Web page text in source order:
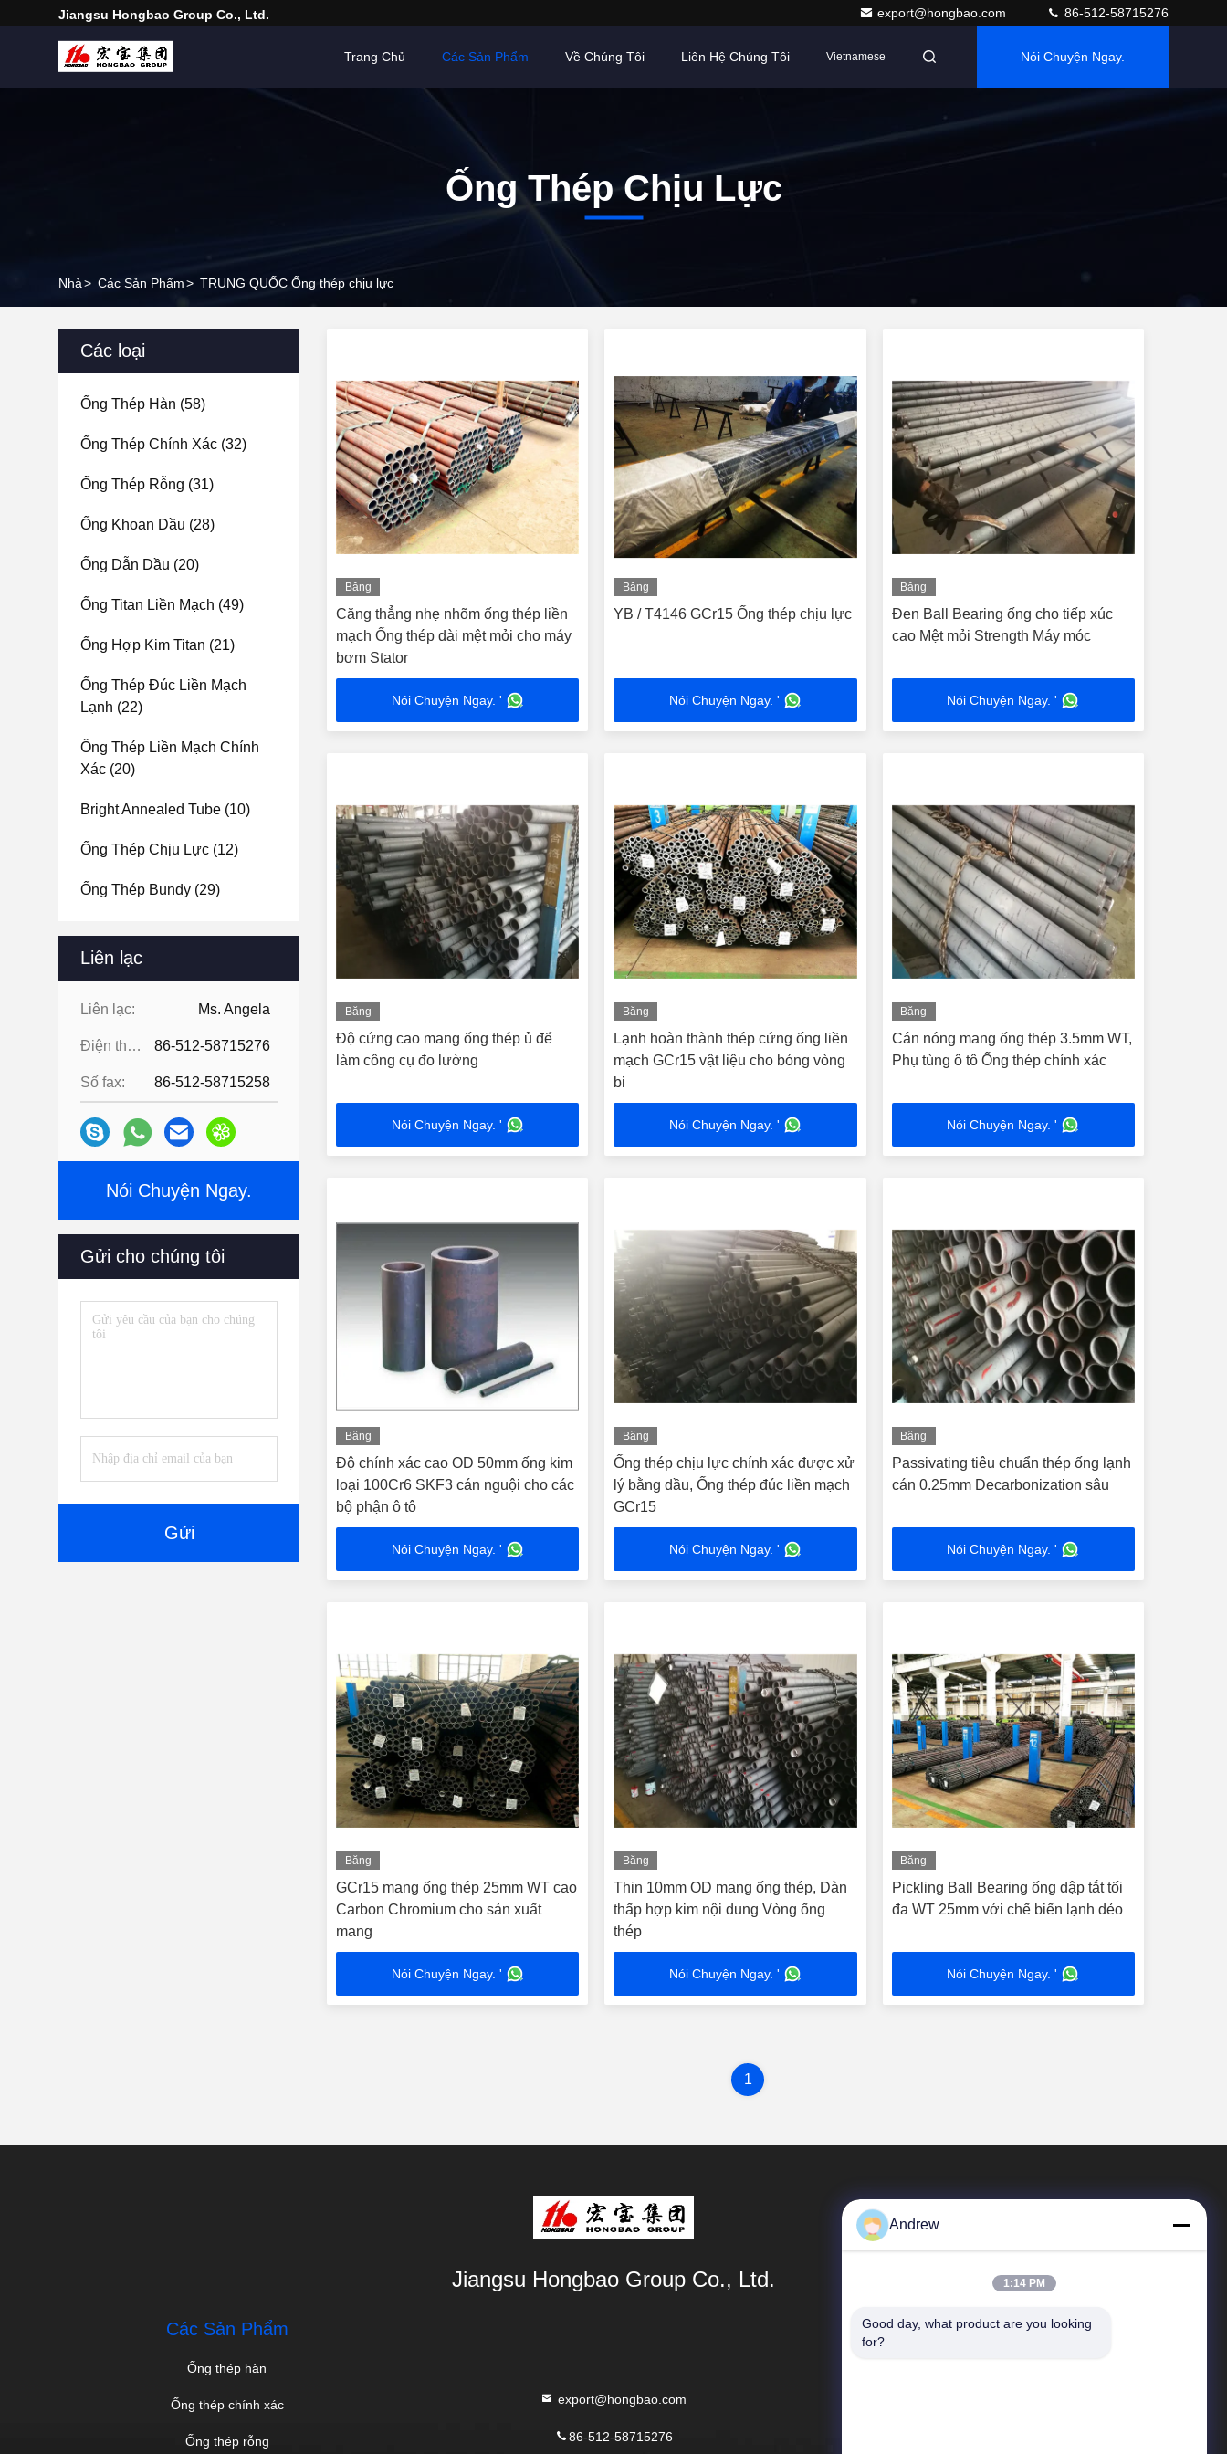
Jiangsu Hongbao Group Co., Ltd. export@hongbao.com 86-512-58715276
Trang Chủ Các Sản Phẩm Về Chúng Tôi Liên Hệ Chúng Tôi Vietnamese Nói Chuyện Ngay.
Ống Thép Chịu Lực
Nhà> Các Sản Phẩm> TRUNG QUỐC Ống thép chịu lực
Các loại
Ống Thép Hàn (58)
Ống Thép Chính Xác (32)
Ống Thép Rỗng (31)
Ống Khoan Dầu (28)
Ống Dẫn Dầu (20)
Ống Titan Liền Mạch (49)
Ống Hợp Kim Titan (21)
Ống Thép Đúc Liền Mạch
Lạnh (22)
Ống Thép Liền Mạch Chính
Xác (20)
Bright Annealed Tube (10)
Ống Thép Chịu Lực (12)
Ống Thép Bundy (29)
Ống Trao Đổi Nhiệt
Liên lạc
Liên lạc: Ms. Angela
Điện thoại: 86-512-58715276
Số fax: 86-512-58715258
Nói Chuyện Ngay.
Gửi cho chúng tôi
Gửi
Băng
hình
Căng thẳng nhẹ nhõm ống thép liền
mạch Ống thép dài mệt mỏi cho máy
bơm Stator
Nói Chuyện Ngay. '
Băng
hình
YB / T4146 GCr15 Ống thép chịu lực
Nói Chuyện Ngay. '
Băng
hình
Đen Ball Bearing ống cho tiếp xúc
cao Mệt mỏi Strength Máy móc
Nói Chuyện Ngay. '
Băng
hình
Độ cứng cao mang ống thép ủ để
làm công cụ đo lường
Nói Chuyện Ngay. '
Băng
hình
Lạnh hoàn thành thép cứng ống liền
mạch GCr15 vật liệu cho bóng vòng
bi
Nói Chuyện Ngay. '
Băng
hình
Cán nóng mang ống thép 3.5mm WT,
Phụ tùng ô tô Ống thép chính xác
Nói Chuyện Ngay. '
Băng
hình
Độ chính xác cao OD 50mm ống kim
loại 100Cr6 SKF3 cán nguội cho các
bộ phận ô tô
Nói Chuyện Ngay. '
Băng
Ống thép chịu lực chính xác được xử
lý bằng dầu, Ống thép đúc liền mạch
GCr15
Nói Chuyện Ngay. '
Băng
Passivating tiêu chuẩn thép ống lạnh
cán 0.25mm Decarbonization sâu
Nói Chuyện Ngay. '
Băng
hình
GCr15 mang ống thép 25mm WT cao
Carbon Chromium cho sản xuất
mang
Nói Chuyện Ngay. '
Băng
hình
Thin 10mm OD mang ống thép, Dàn
thấp hợp kim nội dung Vòng ống
thép
Nói Chuyện Ngay. '
Băng
hình
Pickling Ball Bearing ống dập tắt tối
đa WT 25mm với chế biến lạnh dẻo
Nói Chuyện Ngay. '
1
Jiangsu Hongbao Group Co., Ltd.
Các Sản Phẩm
Ống thép hàn
Ống thép chính xác
Ống thép rỗng
export@hongbao.com
86-512-58715276
Liên Kết Nhanh
Andrew
1:14 PM
Good day, what product are you looking
for?